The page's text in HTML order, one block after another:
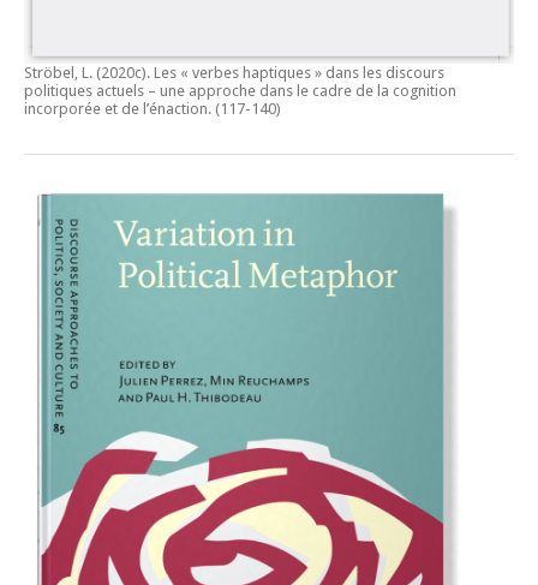
Ströbel, L. (2020c). Les « verbes haptiques » dans les discours
politiques actuels – une approche dans le cadre de la cognition
incorporée et de l’énaction. (117-140)